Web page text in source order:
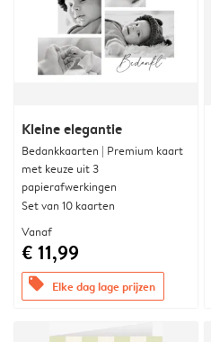
Kleine elegantie
Bedankkaarten | Premium kaart
met keuze uit 3
papierafwerkingen
Set van 10 kaarten
Vanaf
€ 11,99
offers Elke dag lage prijzen